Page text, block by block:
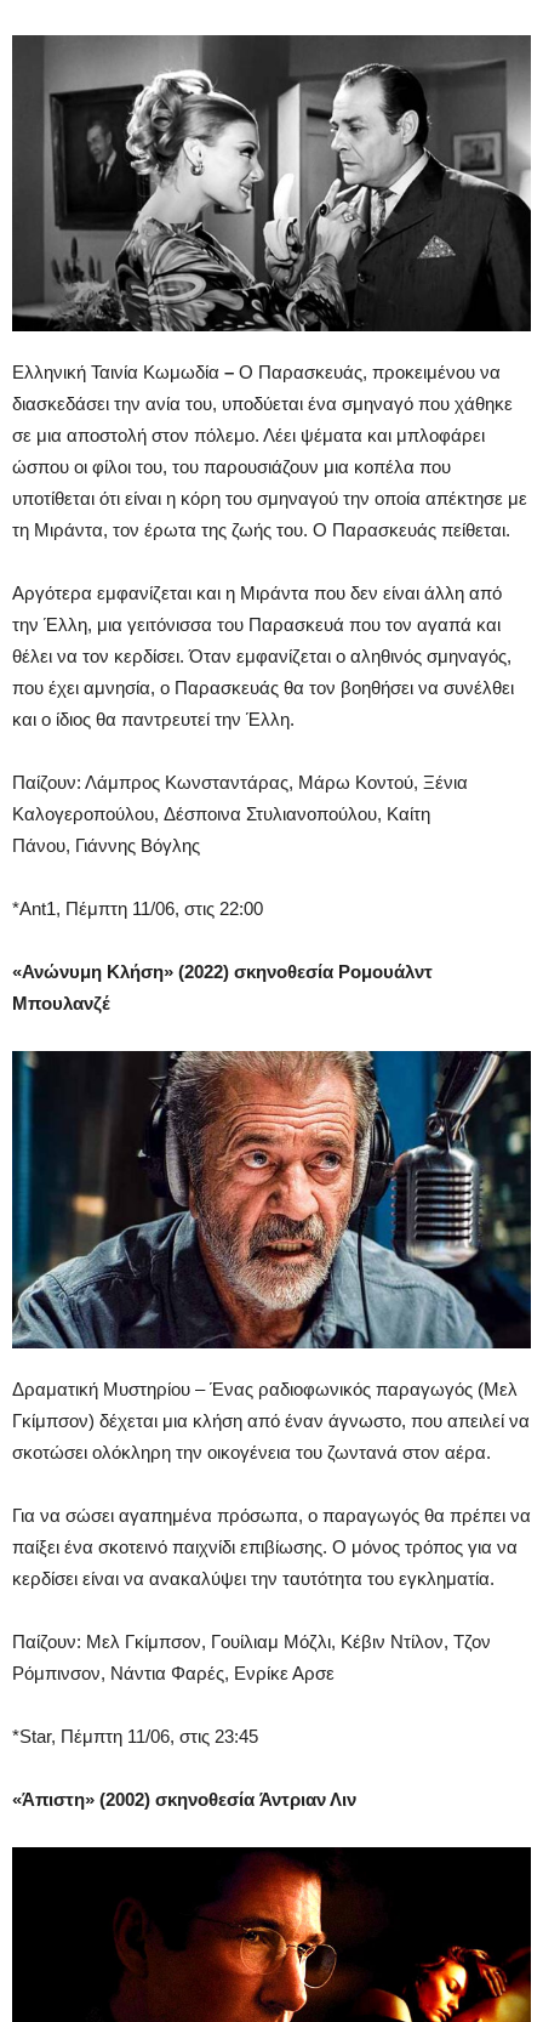
Ελληνική Ταινία Κωμωδία – Ο Παρασκευάς, προκειμένου να
διασκεδάσει την ανία του, υποδύεται ένα σμηναγό που χάθηκε
σε μια αποστολή στον πόλεμο. Λέει ψέματα και μπλοφάρει
ώσπου οι φίλοι του, του παρουσιάζουν μια κοπέλα που
υποτίθεται ότι είναι η κόρη του σμηναγού την οποία απέκτησε με
τη Μιράντα, τον έρωτα της ζωής του. Ο Παρασκευάς πείθεται.
Αργότερα εμφανίζεται και η Μιράντα που δεν είναι άλλη από
την Έλλη, μια γειτόνισσα του Παρασκευά που τον αγαπά και
θέλει να τον κερδίσει. Όταν εμφανίζεται ο αληθινός σμηναγός,
που έχει αμνησία, ο Παρασκευάς θα τον βοηθήσει να συνέλθει
και ο ίδιος θα παντρευτεί την Έλλη.
Παίζουν: Λάμπρος Κωνσταντάρας, Μάρω Κοντού, Ξένια
Καλογεροπούλου, Δέσποινα Στυλιανοπούλου, Καίτη
Πάνου, Γιάννης Βόγλης
*Ant1, Πέμπτη 11/06, στις 22:00
«Ανώνυμη Κλήση» (2022) σκηνοθεσία Ρομουάλντ
Μπουλανζέ
Δραματική Μυστηρίου – Ένας ραδιοφωνικός παραγωγός (Μελ
Γκίμπσον) δέχεται μια κλήση από έναν άγνωστο, που απειλεί να
σκοτώσει ολόκληρη την οικογένεια του ζωντανά στον αέρα.
Για να σώσει αγαπημένα πρόσωπα, ο παραγωγός θα πρέπει να
παίξει ένα σκοτεινό παιχνίδι επιβίωσης. Ο μόνος τρόπος για να
κερδίσει είναι να ανακαλύψει την ταυτότητα του εγκληματία.
Παίζουν: Μελ Γκίμπσον, Γουίλιαμ Μόζλι, Κέβιν Ντίλον, Τζον
Ρόμπινσον, Νάντια Φαρές, Ενρίκε Αρσε
*Star, Πέμπτη 11/06, στις 23:45
«Άπιστη» (2002) σκηνοθεσία Άντριαν Λιν